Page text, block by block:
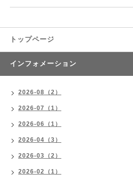
トップページ
インフォメーション
2026-08（2）
2026-07（1）
2026-06（1）
2026-04（3）
2026-03（2）
2026-02（1）